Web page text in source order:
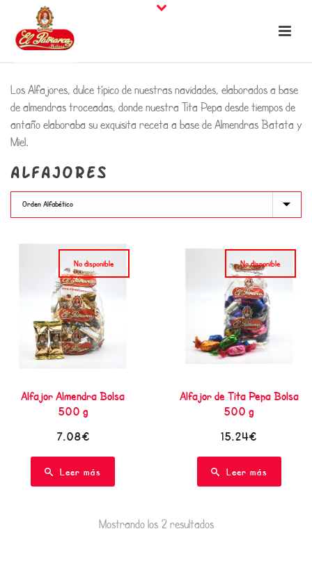
Los Alfajores, dulce típico de nuestras navidades, elaborados a base
de almendras troceadas, donde nuestra Tita Pepa desde tiempos de
antaño elaboraba su exquisita receta a base de Almendras Batata y
Miel.
ALFAJORES
Alfajor Almendra Bolsa
500 g
No disponible
7.08€
Leer más
Alfajor de Tita Pepa Bolsa
500 g
No disponible
15.24€
Leer más
Mostrando los 2 resultados